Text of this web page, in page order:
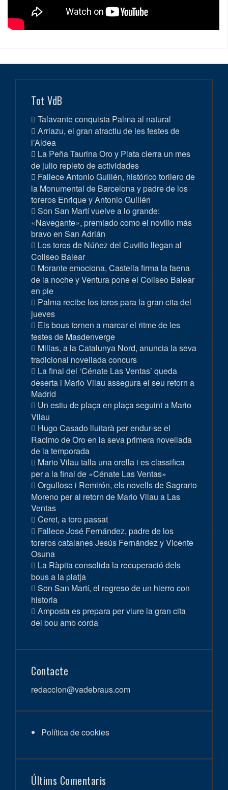
Tot VdB
Talavante conquista Palma al natural
Arriazu, el gran atractiu de les festes de
l’Aldea
La Peña Taurina Oro y Plata cierra un mes
de julio repleto de actividades
Fallece Antonio Guillén, histórico torilero de
la Monumental de Barcelona y padre de los
toreros Enrique y Antonio Guillén
Son San Martí vuelve a lo grande:
«Navegante», premiado como el novillo más
bravo en San Adrián
Los toros de Núñez del Cuvillo llegan al
Coliseo Balear
Morante emociona, Castella firma la faena
de la noche y Ventura pone el Coliseo Balear
en pie
Palma recibe los toros para la gran cita del
jueves
Els bous tornen a marcar el ritme de les
festes de Masdenverge
Millas, a la Catalunya Nord, anuncia la seva
tradicional novellada concurs
La final del ‘Cénate Las Ventas’ queda
deserta i Mario Vilau assegura el seu retorn a
Madrid
Un estiu de plaça en plaça seguint a Mario
Vilau
Hugo Casado lluitarà per endur-se el
Racimo de Oro en la seva primera novellada
de la temporada
Mario Vilau talla una orella i es classifica
per a la final de «Cénate Las Ventas»
Orgulloso i Remirón, els novells de Sagrario
Moreno per al retorn de Mario Vilau a Las
Ventas
Ceret, a toro passat
Fallece José Fernández, padre de los
toreros catalanes Jesús Fernández y Vicente
Osuna
La Ràpita consolida la recuperació dels
bous a la platja
Son San Martí, el regreso de un hierro con
historia
Amposta es prepara per viure la gran cita
del bou amb corda
Contacte
redaccion@vadebraus.com
Política de cookies
Últims Comentaris